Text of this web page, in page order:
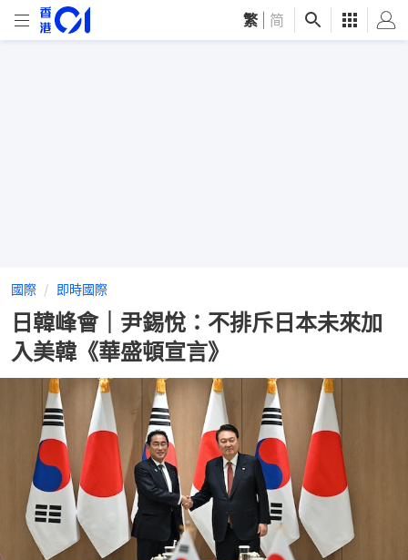
繁 简
國際 即時國際
日韓峰會｜尹錫悅：不排斥日本未來加
入美韓《華盛頓宣言》